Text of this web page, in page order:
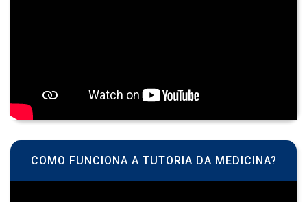
COMO FUNCIONA A TUTORIA DA MEDICINA?